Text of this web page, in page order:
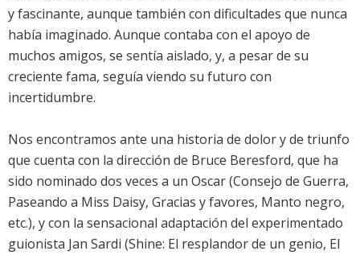
y fascinante, aunque también con dificultades que nunca
había imaginado. Aunque contaba con el apoyo de
muchos amigos, se sentía aislado, y, a pesar de su
creciente fama, seguía viendo su futuro con
incertidumbre.
Nos encontramos ante una historia de dolor y de triunfo
que cuenta con la dirección de Bruce Beresford, que ha
sido nominado dos veces a un Oscar (Consejo de Guerra,
Paseando a Miss Daisy, Gracias y favores, Manto negro,
etc.), y con la sensacional adaptación del experimentado
guionista Jan Sardi (Shine: El resplandor de un genio, El